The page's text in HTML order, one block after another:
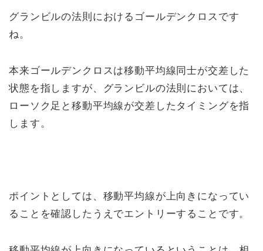
グランビルの法則におけるゴールデンクロスです
ね。
本来ゴールデンクロスは移動平均線同士が交差した
状態を指しますが、グランビルの法則においては、
ローソク足と移動平均線が交差したタイミングを指
します。
ポイントとしては、移動平均線が上向きになってい
ることを確認したうえでエントリーすることです。